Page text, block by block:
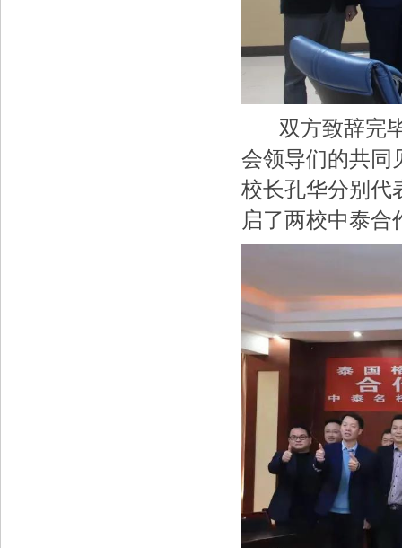
双方致辞完毕
会领导们的共同
校长孔华分别代
启了两校中泰合